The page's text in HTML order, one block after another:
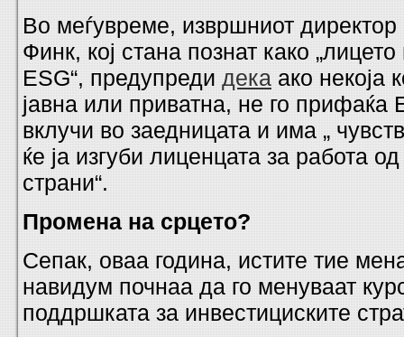
Во меѓувреме, извршниот
Финк, кој стана познат како „лицето
ESG“, предупреди дека ако некоја
јавна или приватна, не го прифаќа
вклучи во заедницата и има „
ќе ја изгуби лиценцата за работа
страни“.
Промена на срцето?
Сепак, оваа година, истите тие
навидум почнаа да го менуваат
поддршката за инвестициските